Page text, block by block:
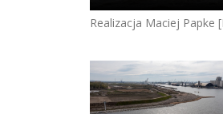
Realizacja Maciej Papke